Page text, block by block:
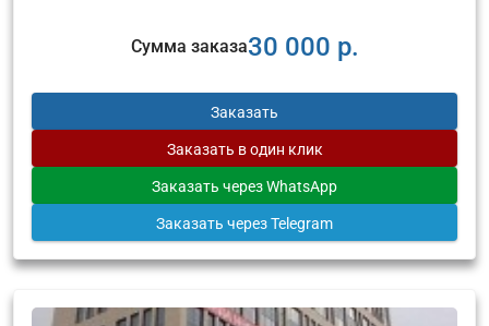
Сумма заказа30 000 р.
Заказать
Заказать в один клик
Заказать через WhatsApp
Заказать через Telegram